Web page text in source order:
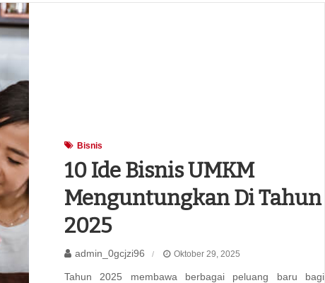
Bisnis
10 Ide Bisnis UMKM
Menguntungkan Di Tahun
2025
admin_0gcjzi96 Oktober 29, 2025
Tahun 2025 membawa berbagai peluang baru bagi